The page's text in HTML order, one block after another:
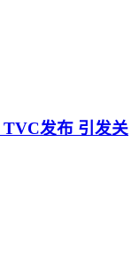
发布 引发关